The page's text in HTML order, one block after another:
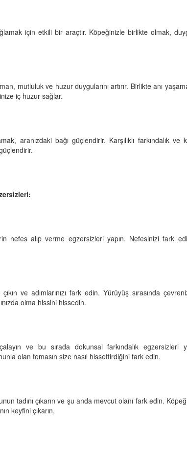
için etkili bir araçtır. Köpeğinizle birlikte olmak,
mutluluk ve huzur duygularını artırır. Birlikte anı
iç huzur sağlar.
aranızdaki bağı güçlendirir. Karşılıklı farkındalık ve
nefes alıp verme egzersizleri yapın. Nefesinizi fark
ve adımlarınızı fark edin. Yürüyüş sırasında
olma hissini hissedin.
ve bu sırada dokunsal farkındalık egzersizleri
olan temasın size nasıl hissettirdiğini fark edin.
tadını çıkarın ve şu anda mevcut olanı fark edin.
keyfini çıkarın.
ve
Oyun ve Eğitim:
Zeka Geliştirici
Temiz, İnsanların mı?
Diyor?